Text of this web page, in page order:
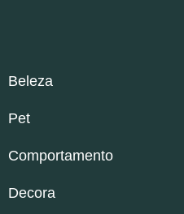
Beleza
Pet
Comportamento
Decora